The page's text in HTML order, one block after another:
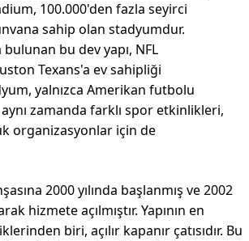
100.000'den fazla seyirci
sahip olan stadyumdur.
bu dev yapı, NFL
Texans'a ev sahipliği
yalnızca Amerikan futbolu
zamanda farklı spor etkinlikleri,
organizasyonlar için de
2000 yılında başlanmış ve 2002
hizmete açılmıştır. Yapının en
biri, açılır kapanır çatısıdır. Bu